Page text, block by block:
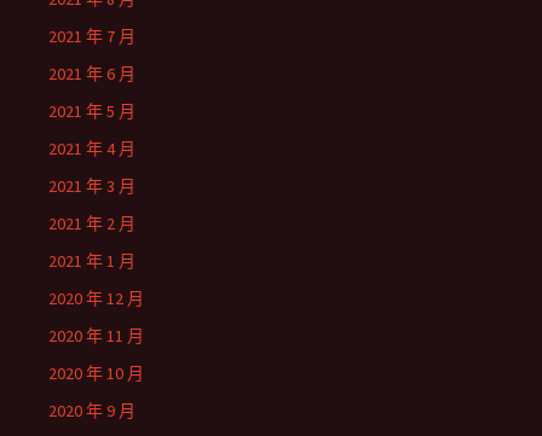
2021 年 7 月
2021 年 6 月
2021 年 5 月
2021 年 4 月
2021 年 3 月
2021 年 2 月
2021 年 1 月
2020 年 12 月
2020 年 11 月
2020 年 10 月
2020 年 9 月